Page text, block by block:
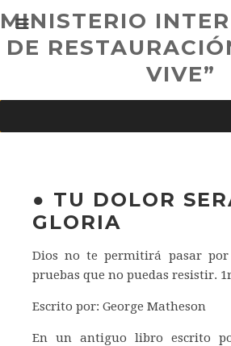
MINISTERIO
DE
VIVE”
● TU DOLOR
GLORIA
Dios no te permitirá pasar
pruebas que no puedas resistir.
Escrito por: George Matheson
En un antiguo libro escrito